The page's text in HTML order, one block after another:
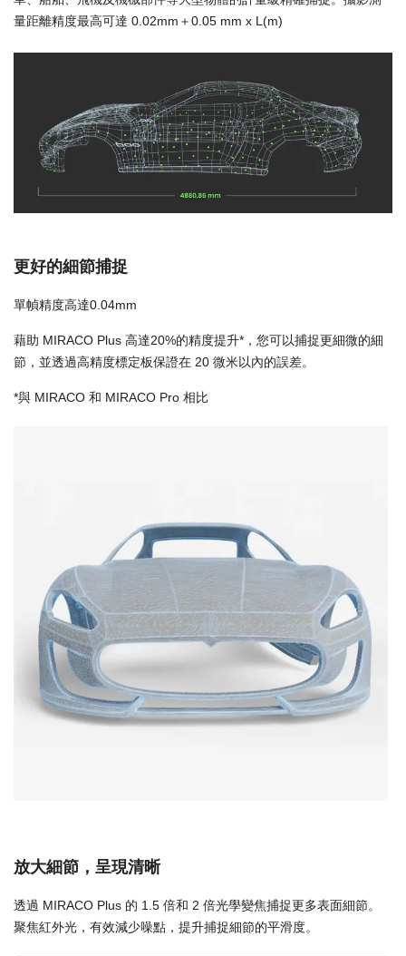
量距離精度最高可達 0.02mm＋0.05 mm x L(m)
更好的細節捕捉
單幀精度高達0.04mm
藉助 MIRACO Plus 高達20%的精度提升*，您可以捕捉更細微的細
節，並透過高精度標定板保證在 20 微米以內的誤差。
*與 MIRACO 和 MIRACO Pro 相比
放大細節，呈現清晰
透過 MIRACO Plus 的 1.5 倍和 2 倍光學變焦捕捉更多表面細節。
聚焦紅外光，有效減少噪點，提升捕捉細節的平滑度。